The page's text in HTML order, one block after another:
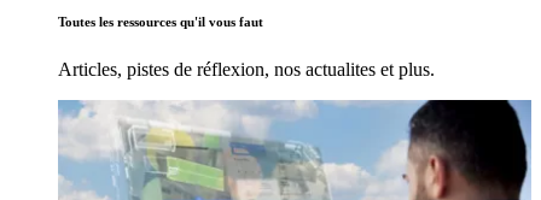
Toutes les ressources qu'il vous faut
Articles, pistes de réflexion, nos actualites et plus.